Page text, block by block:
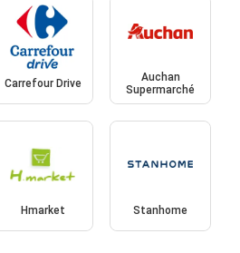
Carrefour Drive
Auchan
Supermarché
Hmarket Stanhome